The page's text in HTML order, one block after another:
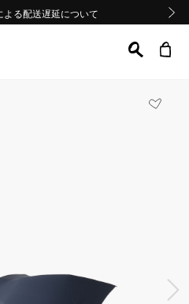
よる配送遅延について
2buy10%OFF!!
る配送遅延について
よる配送遅延について
2buy10%OFF!!